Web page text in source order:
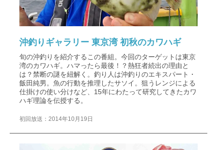
沖釣りギャラリー 東京湾 初秋のカワハギ
旬の沖釣りを紹介するこの番組。今回のターゲットは東京
湾のカワハギ。ハマったら最後！？熱狂者続出の理由と
は？禁断の謎を紐解く。釣り人は沖釣りのエキスパート・
飯田純男。魚の行動を推理したサソイ。狙うレンジによる
仕掛けの使い分けなど、15年にわたって研究してきたカワ
ハギ理論を伝授する。
初回放送：2014年10月19日